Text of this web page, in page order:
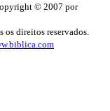
© 2007 por
direitos reservados.